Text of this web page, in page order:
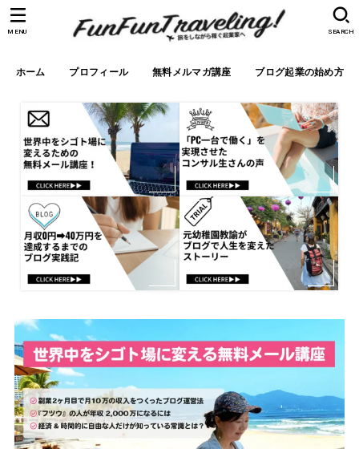
ホーム プロフィール 無料メルマガ講座 ブログ起業の始め方
SEARCH
MENU